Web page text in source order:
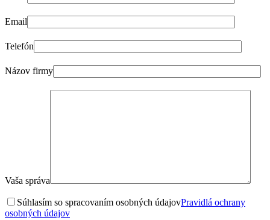
Email
Telefón
Názov firmy
Vaša správa
Súhlasím so spracovaním osobných údajovPravidlá ochrany
osobných údajov